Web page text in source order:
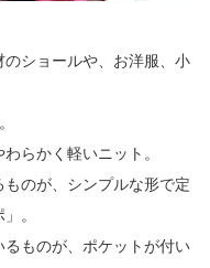
ショールや、お洋服、小
らかく軽いニット。
のが、シンプルな形で定
。
ものが、ポケットが付い